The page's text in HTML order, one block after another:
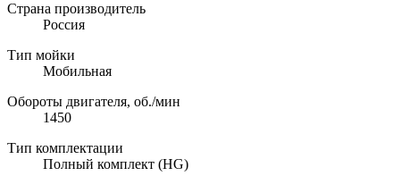
Страна производитель
Россия
Тип мойки
Мобильная
Обороты двигателя, об./мин
1450
Тип комплектации
Полный комплект (HG)